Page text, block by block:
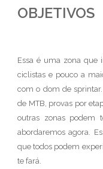
OBJETIVOS
Essa é uma zona que
ciclistas e pouco a
com o dom de
de MTB, provas por
outras zonas podem
abordaremos agora.
que todos podem
te fará.